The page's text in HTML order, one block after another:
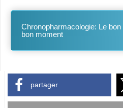
Chronopharmacologie: Le
bon moment
partager